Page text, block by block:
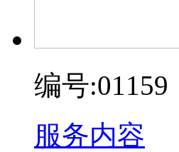
编号:01159
服务内容